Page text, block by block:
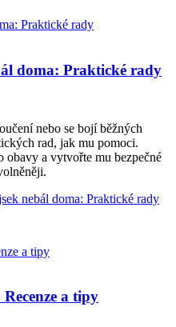
doma: Praktické rady
nebo se bojí běžných
rad, jak mu pomoci.
obavy a vytvořte mu bezpečné
nebál doma: Praktické rady
a tipy